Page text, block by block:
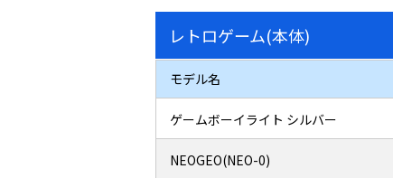
レトロゲーム(本体)
モデル名
ゲームボーイライト シルバー
NEOGEO(NEO-0)